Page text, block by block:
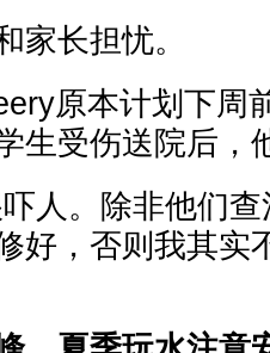
家长担忧。
原本计划下周
生受伤送院后，
人。除非他们
好，否则我其实